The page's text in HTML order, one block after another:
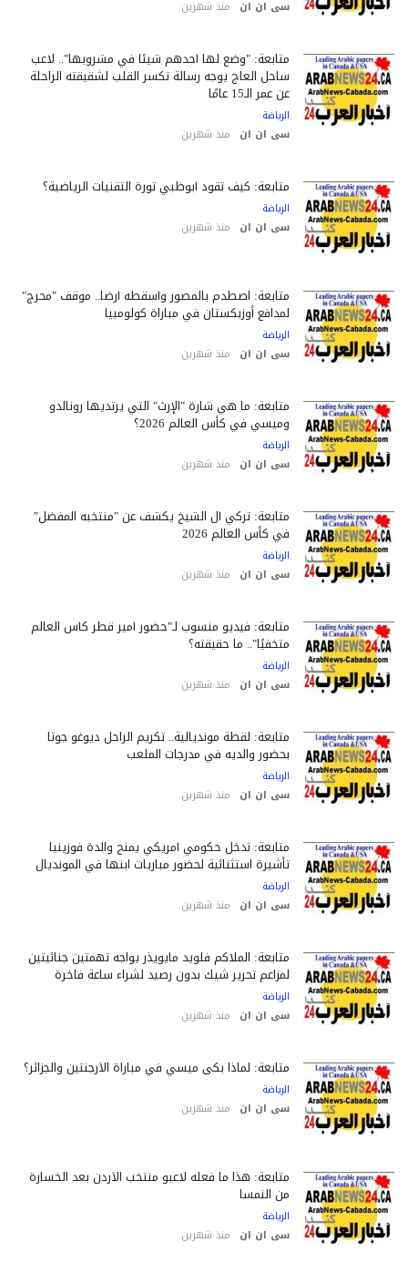
سى ان ان منذ شهرين
متابعة: "وضع لها أحدهم شيئًا في مشروبها".. لاعب
ساحل العاج يوجه رسالة تكسر القلب لشقيقته الراحلة
عن عمر الـ15 عامًا
الرياضة
سى ان ان منذ شهرين
متابعة: كيف تقود أبوظبي ثورة التقنيات الرياضية؟
الرياضة
سى ان ان منذ شهرين
متابعة: اصطدم بالمصور وأسقطه أرضاً.. موقف "محرج"
لمدافع أوزبكستان في مباراة كولومبيا
الرياضة
سى ان ان منذ شهرين
متابعة: ما هي شارة "الإرث" التي يرتديها رونالدو
وميسي في كأس العالم 2026؟
الرياضة
سى ان ان منذ شهرين
متابعة: تركي آل الشيخ يكشف عن "منتخبه المفضل"
في كأس العالم 2026
الرياضة
سى ان ان منذ شهرين
متابعة: فيديو منسوب لـ"حضور أمير قطر كأس العالم
متخفيًا".. ما حقيقته؟
الرياضة
سى ان ان منذ شهرين
متابعة: لقطة مونديالية.. تكريم الراحل ديوغو جوتا
بحضور والديه في مدرجات الملعب
الرياضة
سى ان ان منذ شهرين
متابعة: تدخل حكومي أمريكي يمنح والدة فوزينيا
تأشيرة استثنائية لحضور مباريات ابنها في المونديال
الرياضة
سى ان ان منذ شهرين
متابعة: الملاكم فلويد مايويذر يواجه تهمتين جنائيتين
لمزاعم تحرير شيك بدون رصيد لشراء ساعة فاخرة
الرياضة
سى ان ان منذ شهرين
متابعة: لماذا بكى ميسي في مباراة الأرجنتين والجزائر؟
الرياضة
سى ان ان منذ شهرين
متابعة: هذا ما فعله لاعبو منتخب الأردن بعد الخسارة
من النمسا
الرياضة
سى ان ان منذ شهرين